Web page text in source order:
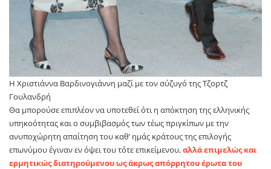
Η Χριστιάννα Βαρδινογιάννη μαζί με τον σύζυγό της Τζορτζ
Γουλανδρή
Θα μπορούσε επιπλέον να υποτεθεί ότι η απόκτηση της ελληνικής
υπηκοότητας και ο συμβιβασμός των τέως πριγκίπων με την
ανυποχώρητη απαίτηση του καθ’ ημάς κράτους της επιλογής
επωνύμου έγιναν εν όψει του τότε επικείμενου,αλλά επιμελώς και
ερμητικώς διατηρούμενου ως άκρως απόρρητου έρωτα του